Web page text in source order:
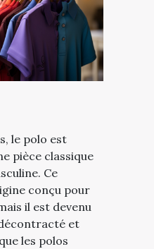
le polo est
pièce classique
Ce
conçu pour
il est devenu
et
les polos